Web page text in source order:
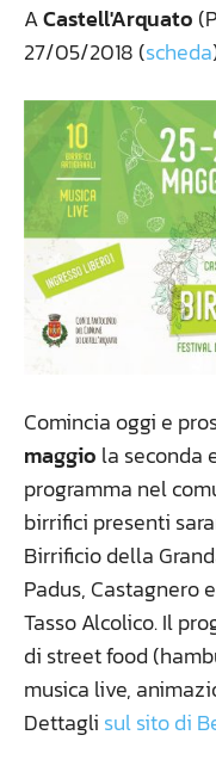
ACastell'Arquato
27/05/2018 (scheda
Comincia oggi e
maggio la seconda
programma nel
birrifici presenti
Birrificio della
Padus, Castagnero
Tasso Alcolico. Il
di street food
musica live,
Dettagli sul sito di